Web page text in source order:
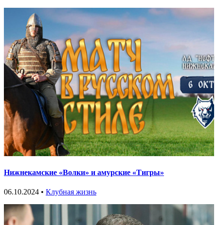
Нижнекамские «Волки» и амурские «Тигры»
06.10.2024 • Клубная жизнь